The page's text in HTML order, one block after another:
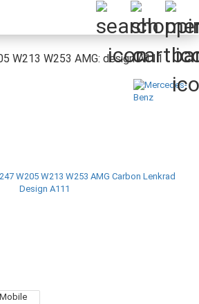
W213 W253 AMG: design A111